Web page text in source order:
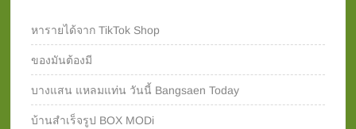
หารายได้จาก TikTok Shop
ของมันต้องมี
บางแสน แหลมแท่น วันนี้ Bangsaen Today
บ้านสำเร็จรูป BOX MODi